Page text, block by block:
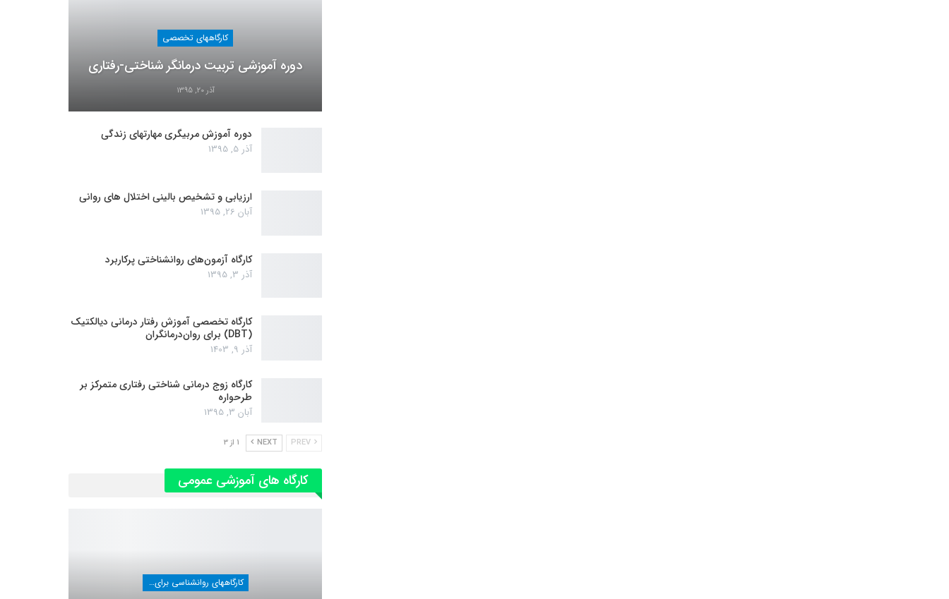
کارگاههای تخصصی
دوره آموزشی تربیت درمانگر شناختی-رفتاری
آذر 20, 1395
دوره آموزش مربیگری مهارتهای زندگی
آذر 5, 1395
ارزیابی و تشخیص بالینی اختلال های روانی
آبان 26, 1395
کارگاه آزمون‌های روانشناختی پرکاربرد
آذر 3, 1395
کارگاه تخصصی آموزش رفتار درمانی دیالکتیک
(DBT) برای روان‌درمانگران
آذر 9, 1403
کارگاه زوج‌ درمانی شناختی رفتاری متمرکز بر
طرحواره
آبان 3, 1395
NEXT 1 از 3
کارگاه های آموزشی عمومی
کارگاههای روانشناسی برای عموم